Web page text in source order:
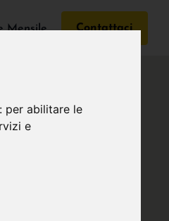
per abilitare le
e
Mensile Contattaci